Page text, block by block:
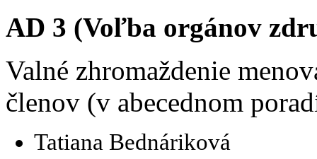
AD 3 (Voľba orgánov
Valné zhromaždenie
členov (v abecednom
Tatiana Bednáriková